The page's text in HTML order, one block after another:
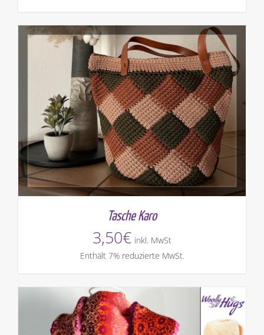
Tasche Karo
3,50€ inkl. MwSt
Enthält 7% reduzierte MwSt.